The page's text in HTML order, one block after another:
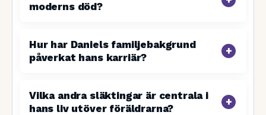
moderns död?
Hur har Daniels familjebakgrund
påverkat hans karriär?
Vilka andra släktingar är centrala i
hans liv utöver föräldrarna?